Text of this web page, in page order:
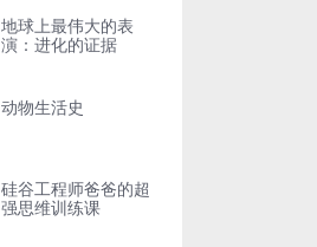
地球上最伟大的表
演：进化的证据
动物生活史
硅谷工程师爸爸的超
强思维训练课